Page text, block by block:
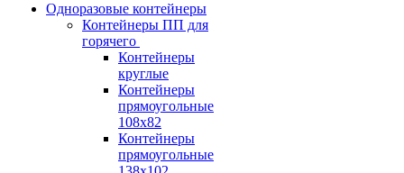
Одноразовые контейнеры
Контейнеры ПП для
горячего
Контейнеры
круглые
Контейнеры
прямоугольные
108х82
Контейнеры
прямоугольные